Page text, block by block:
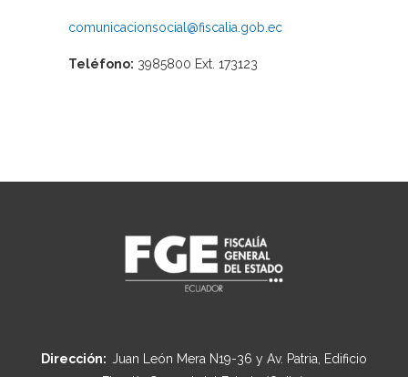
comunicacionsocial@fiscalia.gob.ec
Teléfono: 3985800 Ext. 173123
Dirección: Juan León Mera N19-36 y Av. Patria, Edificio